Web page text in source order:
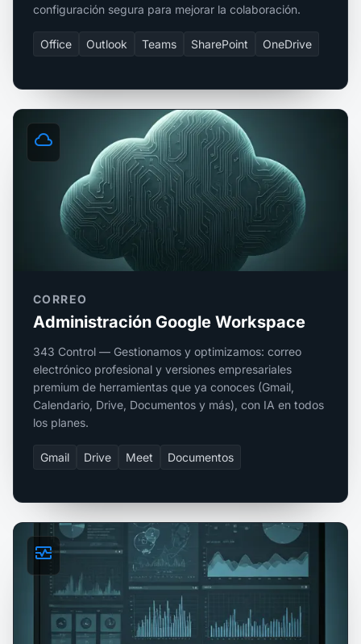
configuración segura para mejorar la colaboración.
Office Outlook Teams SharePoint OneDrive
cloud_queue
CORREO
Administración Google Workspace
343 Control — Gestionamos y optimizamos: correo
electrónico profesional y versiones empresariales
premium de herramientas que ya conoces (Gmail,
Calendario, Drive, Documentos y más), con IA en todos
los planes.
Gmail Drive Meet Documentos
monitor_heart